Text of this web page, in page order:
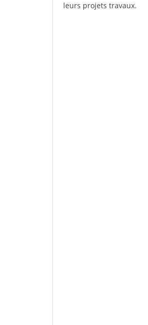
leurs projets travaux.